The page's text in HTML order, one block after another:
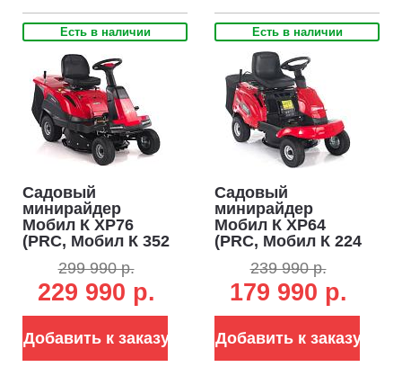
Есть в наличии
Садовый
минирайдер
Мобил К XP76
(PRC, Мобил К 352
гидростатика,
травосборник 130
л, ширина
кошения 76 см,
164.5 кг)
299 990 р.
229 990 р.
Добавить к заказу
Есть в наличии
Садовый
минирайдер
Мобил К XP64
(PRC, Мобил К 224
гидростатика,
травосборник 130
л, ширина
кошения 66 см,
125 кг)
239 990 р.
179 990 р.
Добавить к заказу